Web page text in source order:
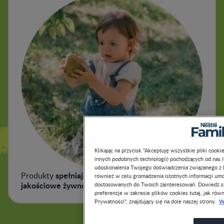
Produktyspełniają rygorystyczne normy
jakościowe żywnościdla niemowląt i małych dzieci.
Klikając na przycisk “Akceptuję wszystkie pliki
innych podobnych technologii) pochodzących od
udoskonalenia Twojego doświadczenia związanego
również w celu gromadzenia istotnych informacji
dostosowanych do Twoich zainteresowań.
preferencje w zakresie plików cookies tutaj, jak
Prywatności", znajdujący się na dole naszej strony.